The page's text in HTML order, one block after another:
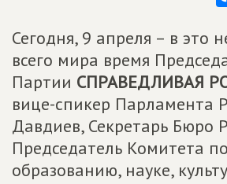
Сегодня, 9 апреля – в это
всего мира время
Партии СПРАВЕДЛИВАЯ
вице-спикер Парламента
Давдиев, Секретарь Бюро
Председатель Комитета по
образованию, науке,